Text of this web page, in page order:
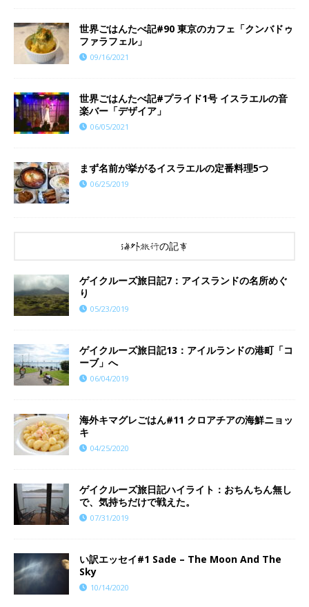
世界ごはんたべ記#90 東京のカフェ「クンバドゥ
ファラフェル」
09/16/2021
世界ごはんたべ記#プライド1号 イスラエルの音
楽バー「デザイア」
06/05/2021
まず名前が挙がるイスラエルの定番料理5つ
06/25/2019
海外旅行の記事
ゲイクルーズ旅日記7：アイスランドの名所めぐ
り
05/23/2019
ゲイクルーズ旅日記13：アイルランドの港町「コ
ーブ」へ
06/04/2019
海外キマグレごはん#11 クロアチアの海鮮ニョッ
キ
04/25/2020
ゲイクルーズ旅日記ハイライト：おちんちん無し
で、気持ちだけで戦えた。
07/31/2019
い訳エッセイ#1 Sade – The Moon And The
Sky
10/14/2020